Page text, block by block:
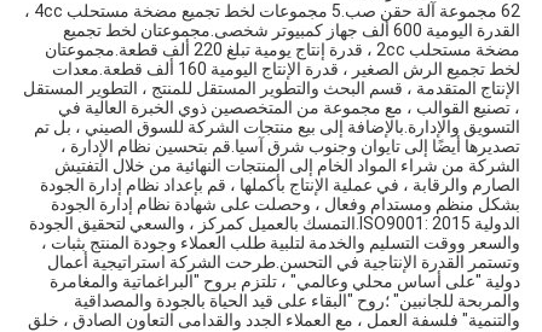
62 مجموعة آلة حقن صب.5 مجموعات لخط تجميع مضخة مستحلب 4cc ،
القدرة اليومية 600 ألف جهاز كمبيوتر شخصى.مجموعتان لخط تجميع
مضخة مستحلب 2cc ، قدرة إنتاج يومية تبلغ 220 ألف قطعة.مجموعتان
لخط تجميع الرش الصغير ، قدرة الإنتاج اليومية 160 ألف قطعة.معدات
الإنتاج المتقدمة ، قسم البحث والتطوير المستقل للمنتج ، التطوير المستقل
، تصنيع القوالب ، مع مجموعة من المتخصصين ذوي الخبرة العالية في
التسويق والإدارة.بالإضافة إلى بيع منتجات الشركة للسوق الصيني ، بل تم
تصديرها أيضًا إلى تايوان وجنوب شرق آسيا.قم بتحسين نظام الإدارة ،
الشركة من شراء المواد الخام إلى المنتجات النهائية من خلال التفتيش
الصارم والرقابة ، في عملية الإنتاج بأكملها ، قم بإعداد نظام إدارة الجودة
بشكل منظم ومستدام وفعال ، وحصلت على شهادة نظام إدارة الجودة
الدولية ISO9001: 2015.التمسك بالعميل كمركز ، والسعي لتحقيق الجودة
والسعر ووقت التسليم والخدمة لتلبية طلب العملاء وجودة المنتج بثبات ،
وتستمر القدرة الإنتاجية في التحسن.طرحت الشركة استراتيجية أعمال
دولية "على أساس محلي وعالمي" ، تلتزم بروح "البراغماتية والمغامرة
والمربحة للجانبين" ؛روح "البقاء على قيد الحياة بالجودة والمصداقية
والتنمية" فلسفة العمل ، مع العملاء الجدد والقدامى التعاون الصادق ، خلق